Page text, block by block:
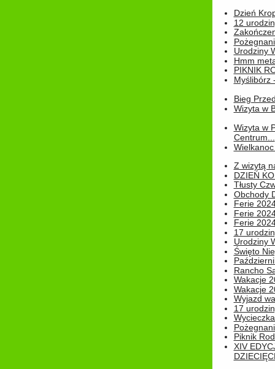
Dzień
12
Urodziny
Hmm
PIKNIK
Myślibórz
Bieg
Wizyta w
Wizyta w
Centrum...
Z wizytą
DZIEŃ
Tłusty
Obchody
Ferie
Ferie
Ferie
17
Urodziny
Święto
Rancho
Wakacje
Wakacje
Wyjazd
17
Piknik
XIV